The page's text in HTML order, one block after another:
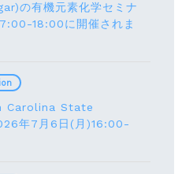
の有機元素化学セミナ
18:00に開催されま
Carolina State
年7月6日(月)16:00-